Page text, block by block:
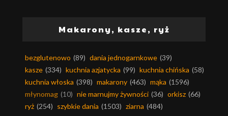
Makarony, kasze, ryż
bezglutenowo (89) dania jednogarnkowe (39)
kasze (334) kuchnia azjatycka (99) kuchnia chińska (58)
kuchnia włoska (398) makarony (463) mąka (1596)
młynomag (10) nie marnujmy żywności (36) orkisz (66)
ryż (254) szybkie dania (1503) ziarna (484)